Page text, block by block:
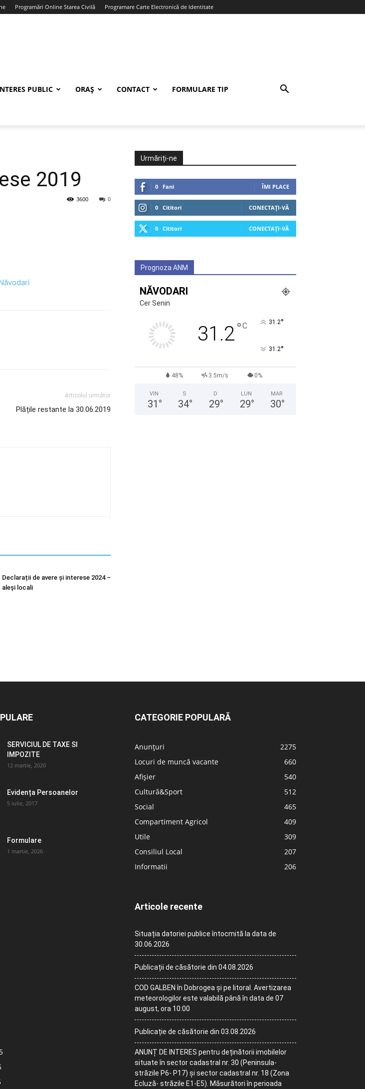
Programări Online Starea Civilă Programare Carte Electronică de Identitate
PUBLIC ORAȘ CONTACT FORMULARE TIP
2019
0
3600
Articolul următor
Plățile restante la 30.06.2019
Declarații de avere și interese 2024 –
aleși locali
Urmăriți-ne
0 Fani ÎMI PLACE
0 Cititori CONECTAȚI-VĂ
0 Cititori CONECTAȚI-VĂ
Prognoza ANM
NĂVODARI
Cer Senin
31.2°C 31.2°
31.2°
48% 3.5m/s 0%
VIN
31 °
S
34°
D
29°
LUN
29°
MAR
30°
SERVICIUL DE TAXE SI
IMPOZITE
12 martie, 2020
Evidența Persoanelor
5 iulie, 2017
Formulare
1 martie, 2026
CATEGORIE POPULARĂ
Anunțuri
2275
Locuri de muncă vacante
660
Afișier
540
Cultură&Sport
512
Social
465
Compartiment Agricol
409
Utile
309
Consiliul Local
207
Informatii
206
Articole recente
Situația datoriei publice întocmită la data de
30.06.2026
Publicații de căsătorie din 04.08.2026
COD GALBEN în Dobrogea și pe litoral. Avertizarea
meteorologilor este valabilă până în data de 07
august, ora 10:00
Publicație de căsătorie din 03.08.2026
ANUNȚ DE INTERES pentru deținătorii imobilelor
situate în sector cadastral nr. 30 (Peninsula-
străzile P6- P17) și sector cadastral nr. 18 (Zona
Ecluză- străzile E1-E5). Măsurători în perioada